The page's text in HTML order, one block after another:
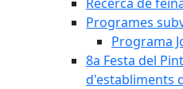
Programes
Programa
8a Festa del
d'establiments